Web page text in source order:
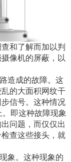
和了解而加以判
像机的屏蔽，以
造成的故障。这
的大面积网纹干
信号。这种情况
即这种故障现象
问题，而仅仅出
查这些接头，就
象。这种现象的